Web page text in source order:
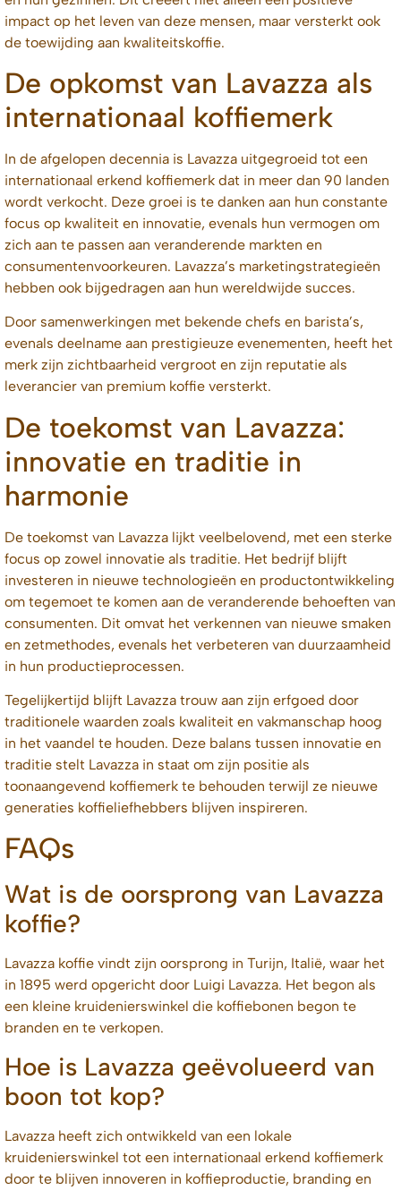
impact op het leven van deze mensen, maar versterkt ook
de toewijding aan kwaliteitskoffie.
De opkomst van Lavazza als
internationaal koffiemerk
In de afgelopen decennia is Lavazza uitgegroeid tot een
internationaal erkend koffiemerk dat in meer dan 90 landen
wordt verkocht. Deze groei is te danken aan hun constante
focus op kwaliteit en innovatie, evenals hun vermogen om
zich aan te passen aan veranderende markten en
consumentenvoorkeuren. Lavazza’s marketingstrategieën
hebben ook bijgedragen aan hun wereldwijde succes.
Door samenwerkingen met bekende chefs en barista’s,
evenals deelname aan prestigieuze evenementen, heeft het
merk zijn zichtbaarheid vergroot en zijn reputatie als
leverancier van premium koffie versterkt.
De toekomst van Lavazza:
innovatie en traditie in
harmonie
De toekomst van Lavazza lijkt veelbelovend, met een sterke
focus op zowel innovatie als traditie. Het bedrijf blijft
investeren in nieuwe technologieën en productontwikkeling
om tegemoet te komen aan de veranderende behoeften van
consumenten. Dit omvat het verkennen van nieuwe smaken
en zetmethodes, evenals het verbeteren van duurzaamheid
in hun productieprocessen.
Tegelijkertijd blijft Lavazza trouw aan zijn erfgoed door
traditionele waarden zoals kwaliteit en vakmanschap hoog
in het vaandel te houden. Deze balans tussen innovatie en
traditie stelt Lavazza in staat om zijn positie als
toonaangevend koffiemerk te behouden terwijl ze nieuwe
generaties koffieliefhebbers blijven inspireren.
FAQs
Wat is de oorsprong van Lavazza
koffie?
Lavazza koffie vindt zijn oorsprong in Turijn, Italië, waar het
in 1895 werd opgericht door Luigi Lavazza. Het begon als
een kleine kruidenierswinkel die koffiebonen begon te
branden en te verkopen.
Hoe is Lavazza geëvolueerd van
boon tot kop?
Lavazza heeft zich ontwikkeld van een lokale
kruidenierswinkel tot een internationaal erkend koffiemerk
door te blijven innoveren in koffieproductie, branding en